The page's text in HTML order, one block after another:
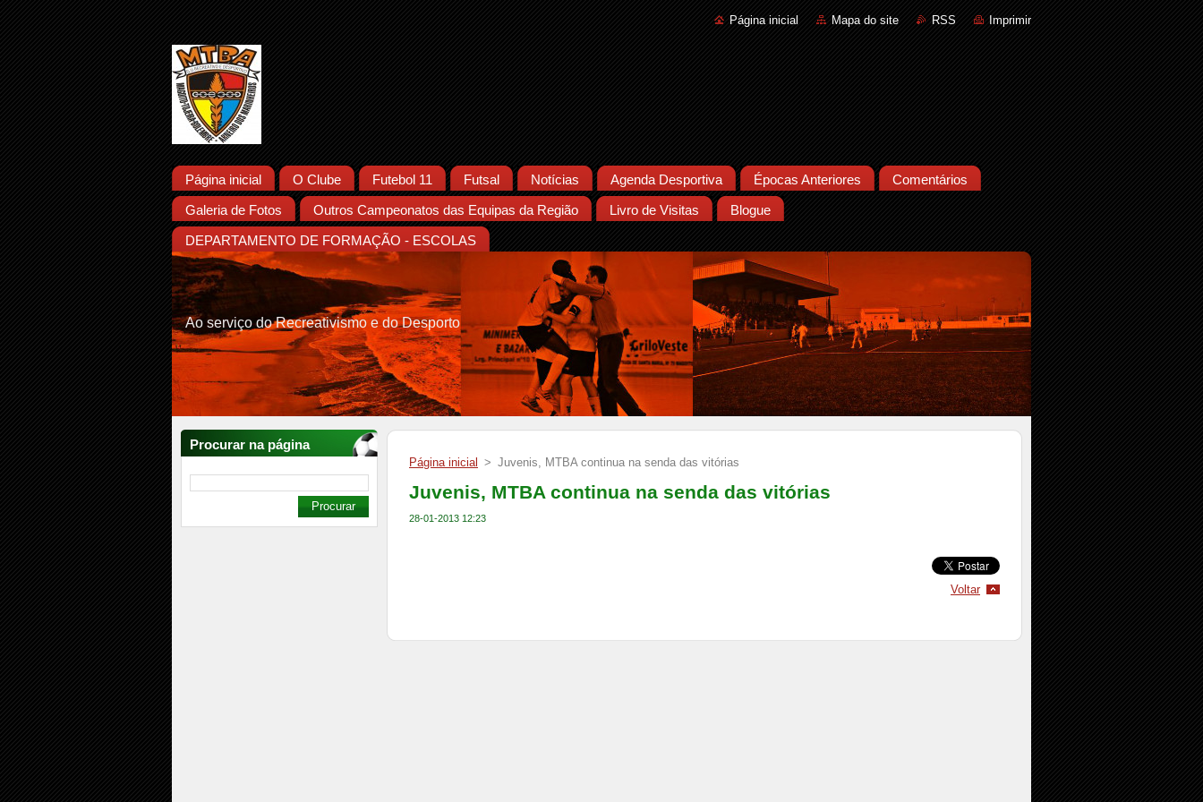
Página inicial Mapa do site RSS Imprimir
Página inicial O Clube Futebol 11 Futsal Notícias Agenda Desportiva Épocas Anteriores Comentários
Galeria de Fotos Outros Campeonatos das Equipas da Região Livro de Visitas Blogue
DEPARTAMENTO DE FORMAÇÃO - ESCOLAS
Ao serviço do Recreativismo e do Desporto
Procurar na página
Página inicial > Juvenis, MTBA continua na senda das vitórias
Juvenis, MTBA continua na senda das vitórias
28-01-2013 12:23
Voltar